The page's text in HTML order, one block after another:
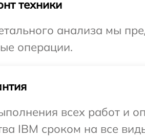
техники
анализа мы
операции.
всех работ и
IBM сроком на все